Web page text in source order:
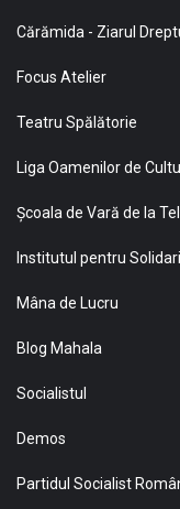
Cărămida - Ziarul
Focus Atelier
Teatru Spălătorie
Liga Oamenilor de
Şcoala de Vară de la
Institutul pentru
Mâna de Lucru
Blog Mahala
Socialistul
Demos
Partidul Socialist